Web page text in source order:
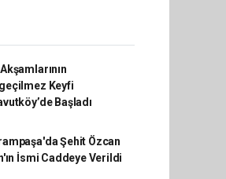
Keyfi
Başladı
Şehit Özcan
İsmi Caddeye Verildi